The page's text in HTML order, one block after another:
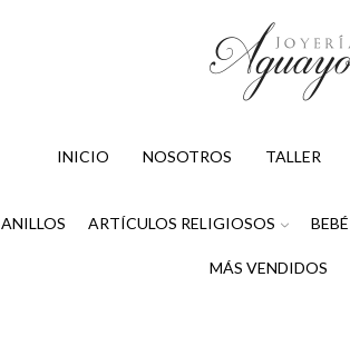
INICIO NOSOTROS TALLER
ANILLOS ARTÍCULOS RELIGIOSOS BEBÉ
MÁS VENDIDOS